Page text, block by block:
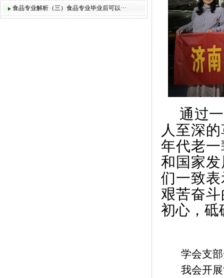
食品专业解析（三）食品专业毕业后可以···
通过
人至深
年代老
和国家
们一致
艰苦奋
初心，砥
学会支
我会开